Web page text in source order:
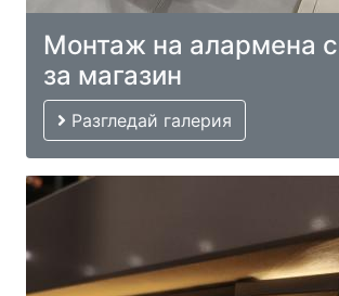
Монтаж на алармена
за магазин
Разгледай галерия